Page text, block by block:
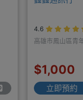
4.6
高雄市鳳山區青
$1,000
立即預約